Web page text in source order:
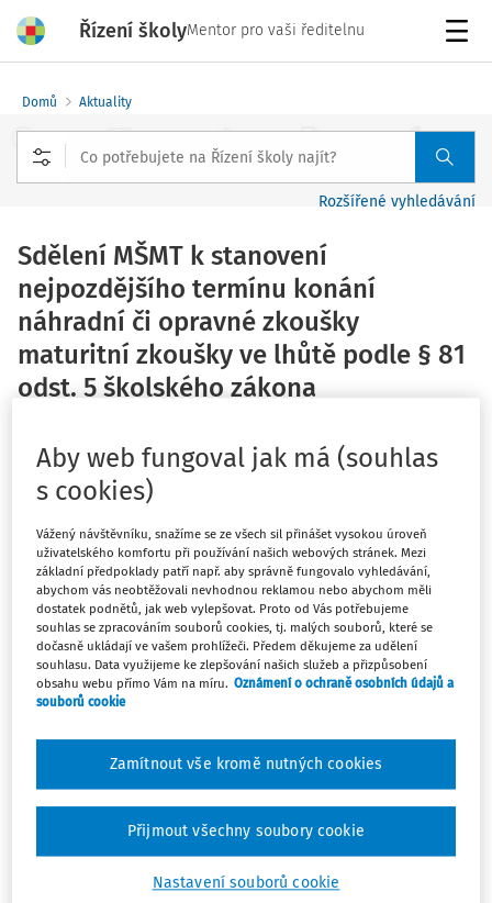
Řízení školyMentor pro vaši ředitelnu
Domů Aktuality
Rozšířené vyhledávání
Sdělení MŠMT k stanovení
nejpozdějšího termínu konání
náhradní či opravné zkoušky
maturitní zkoušky ve lhůtě podle § 81
odst. 5 školského zákona
3 minuty čtení
Zdroj:MŠMT
Ministerstvo školství, mládeže a tělovýchovy
V Praze 23. listopadu 2015
Č. j.: MSMT-44170/2015-1
Sdělení MŠMT k stanovení nejpozdějšího termínu
konání náhradní či opravné zkoušky maturitní
zkoušky ve lhůtě podle § 81 odst. 5 zákona č.
561/2004 Sb. (školský zákon), ve znění pozdějších
Ustanovení § 81 odst. 5 školského zákona stanoví,
maturitní zkoušku lze vykonat nejpozději do 5 let od
úspěšného ukončení posledního ročníku vzdělávání ve
, a to v návaznosti na § 81 odst. 2 zákona: „V
Aby web fungoval jak má (souhlas
s cookies)
Vážený návštěvníku, snažíme se ze všech sil přinášet vysokou úroveň
uživatelského komfortu při používání našich webových stránek. Mezi
základní předpoklady patří např. aby správně fungovalo vyhledávání,
abychom vás neobtěžovali nevhodnou reklamou nebo abychom měli
dostatek podnětů, jak web vylepšovat. Proto od Vás potřebujeme
souhlas se zpracováním souborů cookies, tj. malých souborů, které se
dočasně ukládají ve vašem prohlížeči. Předem děkujeme za udělení
souhlasu. Data využijeme ke zlepšování našich služeb a přizpůsobení
obsahu webu přímo Vám na míru. Oznámení o ochraně osobních údajů a
souborů cookie
Nastavení souborů cookie
Zamítnout vše kromě nutných cookies
Přijmout všechny soubory cookie